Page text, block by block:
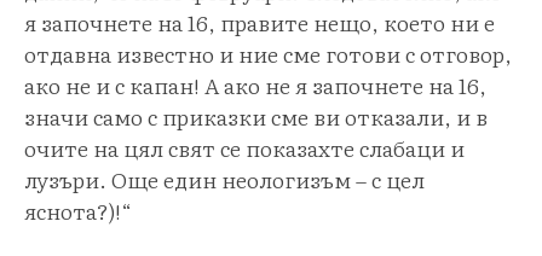
я започнете на 16, правите нещо, което ни е
отдавна известно и ние сме готови с отговор,
ако не и с капан! А ако не я започнете на 16,
значи само с приказки сме ви отказали, и в
очите на цял свят се показахте слабаци и
лузъри. Още един неологизъм – с цел
яснота?)!“